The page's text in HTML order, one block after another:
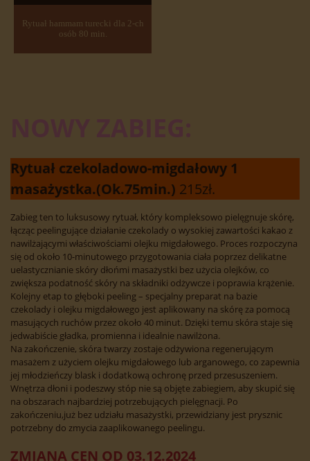
Rytuał hammam turecki dla 2-ch
osób 80 min.
Rytuał czekoladowo-migdałowy 1
masażystka.(Ok.75min.) 215zł.
Zabieg ten to luksusowy rytuał, który kompleksowo pielęgnuje skórę,
łącząc peelingujące działanie czekolady o wysokiej zawartości kakao z
nawilżającymi właściwościami olejku migdałowego. Proces rozpoczyna
się od około 10-minutowego przygotowania ciała poprzez delikatne
uelastycznianie skóry dłońmi masażystki bez użycia olejków, co
zwiększa podatność skóry na składniki odżywcze i poprawia krążenie.
Kolejny etap to głęboki peeling – specjalny preparat na bazie
czekolady i olejku migdałowego jest aplikowany na skórę za pomocą
masujących ruchów przez około 40 minut. Dzięki temu skóra staje się
jedwabiście gładka, promienna i idealnie nawilżona.
Na zakończenie, skóra twarzy zostaje odżywiona regenerującym
masażem z użyciem olejku migdałowego lub arganowego, co zapewnia
jej młodzieńczy blask i dodatkową ochronę przed przesuszeniem.
Wnętrza dłoni i podeszwy stóp nie są objęte zabiegiem, aby skupić się
na obszarach najbardziej potrzebujących pielęgnacji. Po
zakończeniu,już bez udziału masażystki, przewidziany jest prysznic
potrzebny do zmycia zaaplikowanego peelingu.
ZMIANA CEN OD 03.12.2024